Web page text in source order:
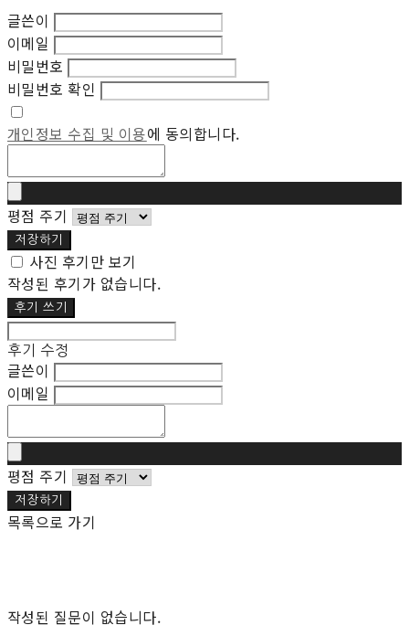
글쓴이
이메일
비밀번호
비밀번호 확인
개인정보 수집 및 이용에 동의합니다.
평점 주기
저장하기
사진 후기만 보기
작성된 후기가 없습니다.
후기 쓰기
후기 수정
글쓴이
이메일
평점 주기
저장하기
목록으로 가기
작성된 질문이 없습니다.